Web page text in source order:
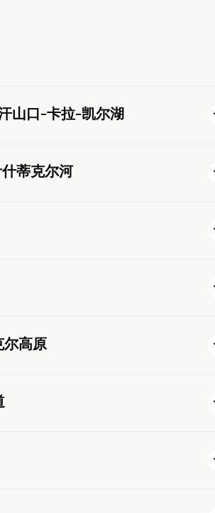
山口-卡拉-凯尔湖
蒂克尔河
尔高原